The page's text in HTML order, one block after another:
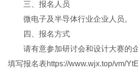
三、报名人员
微电子及半导体行业企业人员。
四、报名方式
请有意参加研讨会和设计大赛的
填写报名表https://www.wjx.top/vm/